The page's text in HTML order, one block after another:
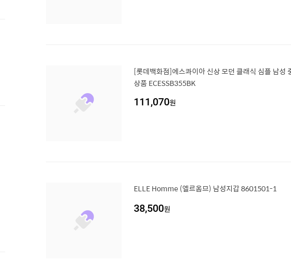
[롯데백화점]에스콰이아 신상 모던 클래식 심플 남성
상품 ECESSB355BK
111,070원
ELLE Homme (엘르옴므) 남성지갑 8601501-1
38,500원